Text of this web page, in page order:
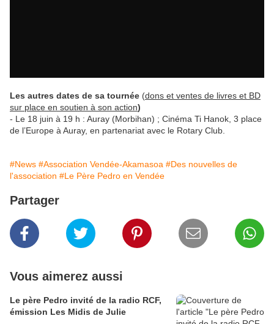
Les autres dates de sa tournée (dons et ventes de livres et BD
sur place en soutien à son action)
- Le 18 juin à 19 h : Auray (Morbihan) ; Cinéma Ti Hanok, 3 place
de l’Europe à Auray, en partenariat avec le Rotary Club.
#News #Association Vendée-Akamasoa #Des nouvelles de
l'association #Le Père Pedro en Vendée
Partager
Vous aimerez aussi
Le père Pedro invité de la radio RCF,
émission Les Midis de Julie